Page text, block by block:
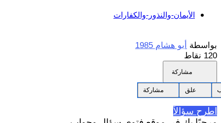
الأيمان-والنذور-والكفارات
بواسطة
أبو هشام 1985
120 نقاط
مشاركة
علق مشاركة
اطرح سؤالاً